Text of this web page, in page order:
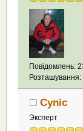
Повідомлень:
Розташування:
Cynic
Эксперт